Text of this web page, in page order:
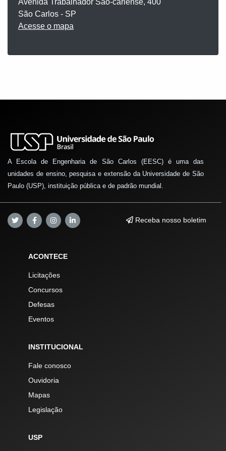
Avenida Trabalhador São-carlense, 400
São Carlos - SP
Acesse o mapa
A Escola de Engenharia de São Carlos (EESC) é uma das
unidades de ensino, pesquisa e extensão da Universidade de São
Paulo (USP), instituição pública e de padrão mundial.
Receba nosso boletim
ACONTECE
Licitações
Concursos
Defesas
Eventos
INSTITUCIONAL
Fale conosco
Ouvidoria
Mapas
Legislação
USP